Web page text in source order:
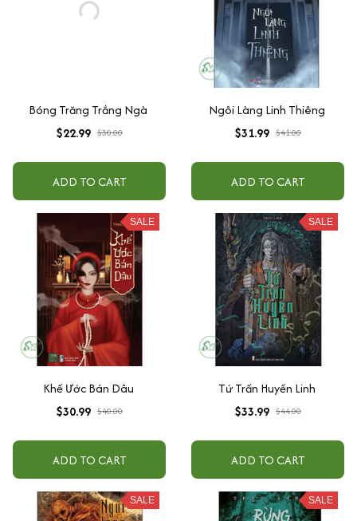
Bóng Trăng Trắng Ngà
$22.99 $30.00
ADD TO CART
Ngôi Làng Linh Thiêng
$31.99 $41.00
ADD TO CART
SALE
Khế Ước Bán Dâu
$30.99 $40.00
ADD TO CART
SALE
Tứ Trấn Huyền Linh
$33.99 $44.00
ADD TO CART
SALE SALE